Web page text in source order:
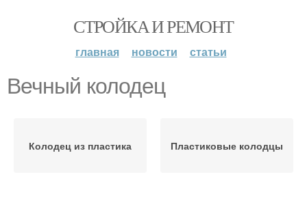
СТРОЙКА И РЕМОНТ
главная новости статьи
Вечный колодец
Колодец из пластика Пластиковые колодцы